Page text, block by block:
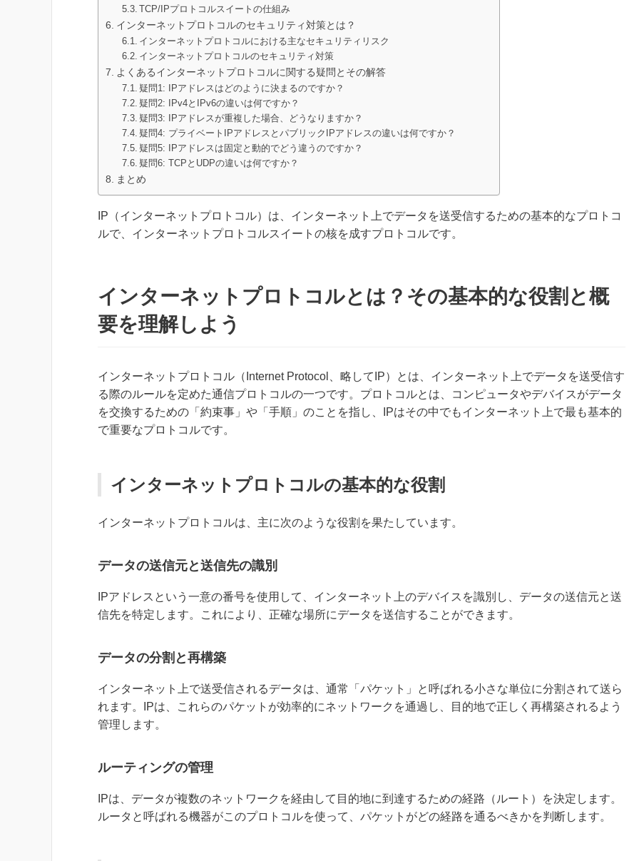
TCP/IPプロトコルスイートの仕組み
インターネットプロトコルのセキュリティ対策とは？
インターネットプロトコルにおける主なセキュリティリスク
インターネットプロトコルのセキュリティ対策
よくあるインターネットプロトコルに関する疑問とその解答
疑問1: IPアドレスはどのように決まるのですか？
疑問2: IPv4とIPv6の違いは何ですか？
疑問3: IPアドレスが重複した場合、どうなりますか？
疑問4: プライベートIPアドレスとパブリックIPアドレスの違いは何ですか？
疑問5: IPアドレスは固定と動的でどう違うのですか？
疑問6: TCPとUDPの違いは何ですか？
まとめ
IP（インターネットプロトコル）は、インターネット上でデータを送受信するための基本的なプロトコ
ルで、インターネットプロトコルスイートの核を成すプロトコルです。
インターネットプロトコルとは？その基本的な役割と概
要を理解しよう
インターネットプロトコル（Internet Protocol、略してIP）とは、インターネット上でデータを送受信す
る際のルールを定めた通信プロトコルの一つです。プロトコルとは、コンピュータやデバイスがデータ
を交換するための「約束事」や「手順」のことを指し、IPはその中でもインターネット上で最も基本的
で重要なプロトコルです。
インターネットプロトコルの基本的な役割
インターネットプロトコルは、主に次のような役割を果たしています。
データの送信元と送信先の識別
IPアドレスという一意の番号を使用して、インターネット上のデバイスを識別し、データの送信元と送
信先を特定します。これにより、正確な場所にデータを送信することができます。
データの分割と再構築
インターネット上で送受信されるデータは、通常「パケット」と呼ばれる小さな単位に分割されて送ら
れます。IPは、これらのパケットが効率的にネットワークを通過し、目的地で正しく再構築されるよう
管理します。
ルーティングの管理
IPは、データが複数のネットワークを経由して目的地に到達するための経路（ルート）を決定します。
ルータと呼ばれる機器がこのプロトコルを使って、パケットがどの経路を通るべきかを判断します。